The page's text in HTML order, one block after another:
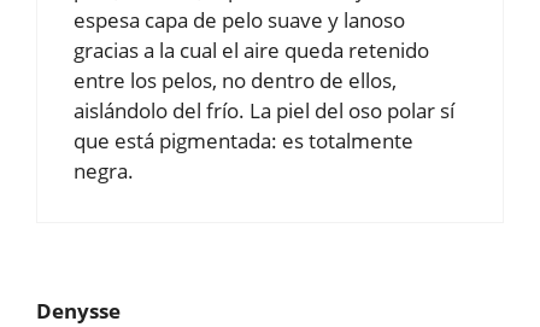
espesa capa de pelo suave y lanoso
gracias a la cual el aire queda retenido
entre los pelos, no dentro de ellos,
aislándolo del frío. La piel del oso polar sí
que está pigmentada: es totalmente
negra.
Denysse